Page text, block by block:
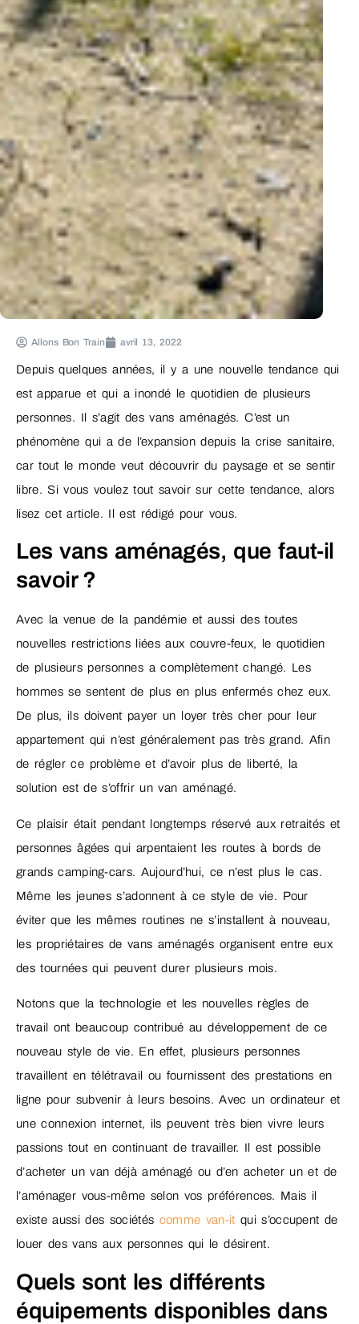
Allons Bon Train avril 13, 2022
Depuis quelques années, il y a une nouvelle tendance qui
est apparue et qui a inondé le quotidien de plusieurs
personnes. Il s’agit des vans aménagés. C’est un
phénomène qui a de l’expansion depuis la crise sanitaire,
car tout le monde veut découvrir du paysage et se sentir
libre. Si vous voulez tout savoir sur cette tendance, alors
lisez cet article. Il est rédigé pour vous.
Les vans aménagés, que faut-il
savoir ?
Avec la venue de la pandémie et aussi des toutes
nouvelles restrictions liées aux couvre-feux, le quotidien
de plusieurs personnes a complètement changé. Les
hommes se sentent de plus en plus enfermés chez eux.
De plus, ils doivent payer un loyer très cher pour leur
appartement qui n’est généralement pas très grand. Afin
de régler ce problème et d’avoir plus de liberté, la
solution est de s’offrir un van aménagé.
Ce plaisir était pendant longtemps réservé aux retraités et
personnes âgées qui arpentaient les routes à bords de
grands camping-cars. Aujourd’hui, ce n’est plus le cas.
Même les jeunes s’adonnent à ce style de vie. Pour
éviter que les mêmes routines ne s’installent à nouveau,
les propriétaires de vans aménagés organisent entre eux
des tournées qui peuvent durer plusieurs mois.
Notons que la technologie et les nouvelles règles de
travail ont beaucoup contribué au développement de ce
nouveau style de vie. En effet, plusieurs personnes
travaillent en télétravail ou fournissent des prestations en
ligne pour subvenir à leurs besoins. Avec un ordinateur et
une connexion internet, ils peuvent très bien vivre leurs
passions tout en continuant de travailler. Il est possible
d’acheter un van déjà aménagé ou d’en acheter un et de
l’aménager vous-même selon vos préférences. Mais il
existe aussi des sociétés comme van-it qui s’occupent de
louer des vans aux personnes qui le désirent.
Quels sont les différents
équipements disponibles dans